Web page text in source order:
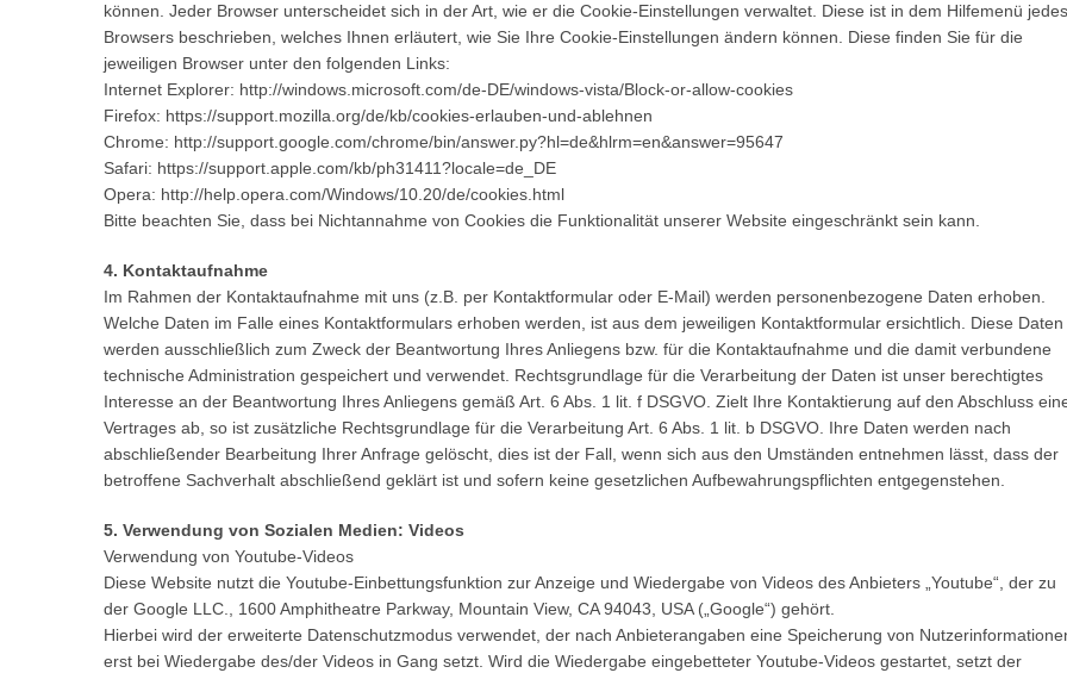
können. Jeder Browser unterscheidet sich in der Art, wie er die Cookie-Einstellungen verwaltet. Diese ist in dem Hilfemenü jedes
Browsers beschrieben, welches Ihnen erläutert, wie Sie Ihre Cookie-Einstellungen ändern können. Diese finden Sie für die
jeweiligen Browser unter den folgenden Links:
Internet Explorer: http://windows.microsoft.com/de-DE/windows-vista/Block-or-allow-cookies
Firefox: https://support.mozilla.org/de/kb/cookies-erlauben-und-ablehnen
Chrome: http://support.google.com/chrome/bin/answer.py?hl=de&hlrm=en&answer=95647
Safari: https://support.apple.com/kb/ph31411?locale=de_DE
Opera: http://help.opera.com/Windows/10.20/de/cookies.html
Bitte beachten Sie, dass bei Nichtannahme von Cookies die Funktionalität unserer Website eingeschränkt sein kann.
4. Kontaktaufnahme
Im Rahmen der Kontaktaufnahme mit uns (z.B. per Kontaktformular oder E-Mail) werden personenbezogene Daten erhoben.
Welche Daten im Falle eines Kontaktformulars erhoben werden, ist aus dem jeweiligen Kontaktformular ersichtlich. Diese Daten
werden ausschließlich zum Zweck der Beantwortung Ihres Anliegens bzw. für die Kontaktaufnahme und die damit verbundene
technische Administration gespeichert und verwendet. Rechtsgrundlage für die Verarbeitung der Daten ist unser berechtigtes
Interesse an der Beantwortung Ihres Anliegens gemäß Art. 6 Abs. 1 lit. f DSGVO. Zielt Ihre Kontaktierung auf den Abschluss
Vertrages ab, so ist zusätzliche Rechtsgrundlage für die Verarbeitung Art. 6 Abs. 1 lit. b DSGVO. Ihre Daten werden nach
abschließender Bearbeitung Ihrer Anfrage gelöscht, dies ist der Fall, wenn sich aus den Umständen entnehmen lässt, dass der
betroffene Sachverhalt abschließend geklärt ist und sofern keine gesetzlichen Aufbewahrungspflichten entgegenstehen.
5. Verwendung von Sozialen Medien: Videos
Verwendung von Youtube-Videos
Diese Website nutzt die Youtube-Einbettungsfunktion zur Anzeige und Wiedergabe von Videos des Anbieters „Youtube“, der zu
der Google LLC., 1600 Amphitheatre Parkway, Mountain View, CA 94043, USA („Google“) gehört.
Hierbei wird der erweiterte Datenschutzmodus verwendet, der nach Anbieterangaben eine Speicherung von
erst bei Wiedergabe des/der Videos in Gang setzt. Wird die Wiedergabe eingebetteter Youtube-Videos gestartet, setzt der